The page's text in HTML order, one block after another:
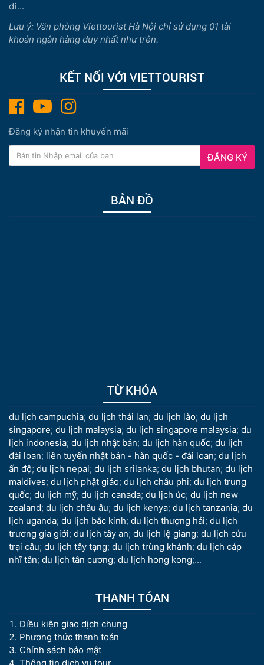
đi...
Lưu ý: Văn phòng Viettourist Hà Nội chỉ sử dụng 01 tài
khoản ngân hàng duy nhất như trên.
KẾT NỐI VỚI VIETTOURIST
Đăng ký nhận tin khuyến mãi
ĐĂNG KÝ
BẢN ĐỒ
TỪ KHÓA
du lịch campuchia; du lịch thái lan; du lịch lào; du lịch
singapore; du lịch malaysia; du lịch singapore malaysia; du
lịch indonesia; du lịch nhật bản; du lịch hàn quốc; du lịch
đài loan; liên tuyến nhật bản - hàn quốc - đài loan; du lịch
ấn độ; du lịch nepal; du lịch srilanka; du lịch bhutan; du lịch
maldives; du lịch phật giáo; du lịch châu phi; du lịch trung
quốc; du lịch mỹ; du lịch canada; du lịch úc; du lịch new
zealand; du lịch châu âu; du lịch kenya; du lịch tanzania; du
lịch uganda; du lịch bắc kinh; du lịch thượng hải; du lịch
trương gia giới; du lịch tây an; du lịch lệ giang; du lịch cửu
trại câu; du lịch tây tạng; du lịch trùng khánh; du lịch cáp
nhĩ tân; du lịch tân cương; du lịch hong kong;...
THANH TÓAN
Điều kiện giao dịch chung
Phương thức thanh toán
Chính sách bảo mật